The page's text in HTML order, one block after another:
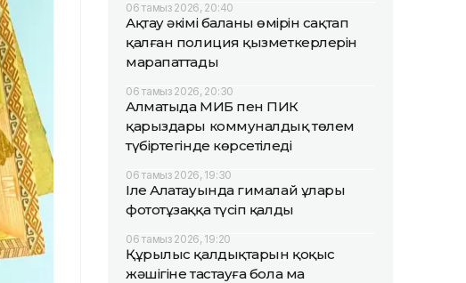
06 тамыз 2026, 20:40
Ақтау әкімі баланың өмірін сақтап
қалған полиция қызметкерлерін
марапаттады
06 тамыз 2026, 20:30
Алматыда МИБ пен ПИК
қарыздары коммуналдық төлем
түбіртегінде көрсетіледі
06 тамыз 2026, 19:30
Іле Алатауында гималай ұлары
фототұзаққа түсіп қалды
06 тамыз 2026, 19:20
Құрылыс қалдықтарын қоқыс
жәшігіне тастауға бола ма